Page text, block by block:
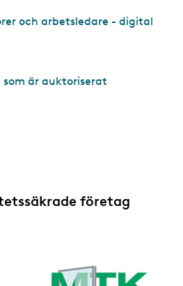
och arbetsledare - digital
är auktoriserat
företag